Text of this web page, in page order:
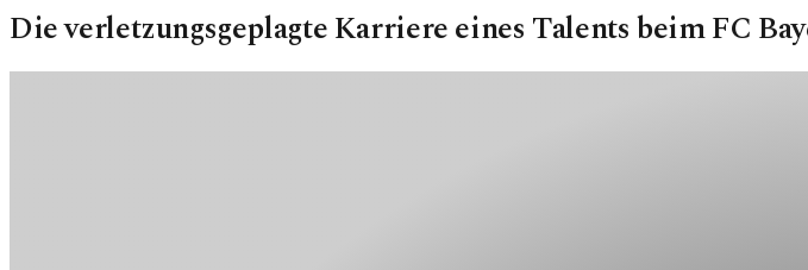
Die verletzungsgeplagte Karriere eines Talents beim FC